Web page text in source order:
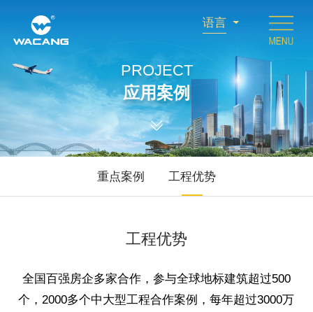
语言
PROJECT
应用案例
重点案例 工程优势
工程优势
全国百强房企多家合作，参与全球地标建筑超过500
个，2000多个中大型工程合作案例，每年超过3000万